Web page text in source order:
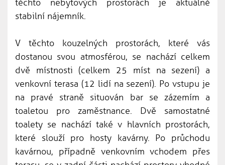
těchto nebytových prostorách je aktuálně
stabilní nájemník.
V těchto kouzelných prostorách, které vás
dostanou svou atmosférou, se nachází celkem
dvě místnosti (celkem 25 míst na sezení) a
venkovní terasa (12 lidí na sezení). Po vstupu je
na pravé straně situován bar se zázemím a
toaletou pro zaměstnance. Dvě samostatné
toalety se nachází také v hlavních prostorách,
které slouží pro hosty kavárny. Po průchodu
kavárnou, případně venkovním vchodem přes